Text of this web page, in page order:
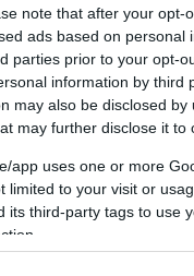
note that after your opt-
ads based on personal
parties prior to your opt-
information by third
may also be disclosed
may further disclose it to
app uses one or more
limited to your visit or
its third-party tags to use